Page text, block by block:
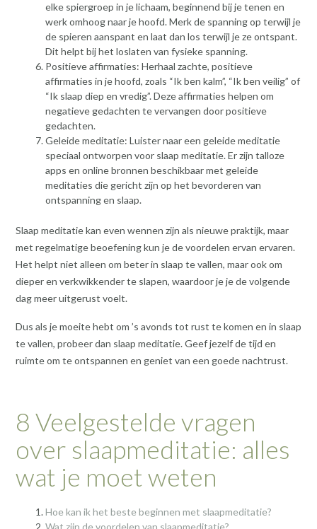
elke spiergroep in je lichaam, beginnend bij je tenen en
werk omhoog naar je hoofd. Merk de spanning op terwijl je
de spieren aanspant en laat dan los terwijl je ze ontspant.
Dit helpt bij het loslaten van fysieke spanning.
Positieve affirmaties: Herhaal zachte, positieve
affirmaties in je hoofd, zoals “Ik ben kalm”, “Ik ben veilig” of
“Ik slaap diep en vredig”. Deze affirmaties helpen om
negatieve gedachten te vervangen door positieve
gedachten.
Geleide meditatie: Luister naar een geleide meditatie
speciaal ontworpen voor slaap meditatie. Er zijn talloze
apps en online bronnen beschikbaar met geleide
meditaties die gericht zijn op het bevorderen van
ontspanning en slaap.
Slaap meditatie kan even wennen zijn als nieuwe praktijk, maar
met regelmatige beoefening kun je de voordelen ervan ervaren.
Het helpt niet alleen om beter in slaap te vallen, maar ook om
dieper en verkwikkender te slapen, waardoor je je de volgende
dag meer uitgerust voelt.
Dus als je moeite hebt om ’s avonds tot rust te komen en in slaap
te vallen, probeer dan slaap meditatie. Geef jezelf de tijd en
ruimte om te ontspannen en geniet van een goede nachtrust.
8 Veelgestelde vragen
over slaapmeditatie: alles
wat je moet weten
Hoe kan ik het beste beginnen met slaapmeditatie?